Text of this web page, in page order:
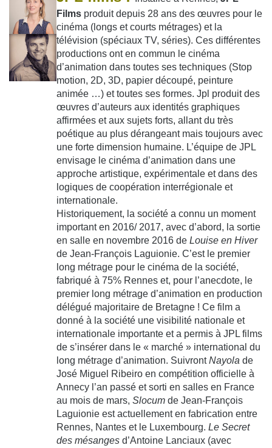
Films produit depuis 28 ans des œuvres pour le
cinéma (longs et courts métrages) et la
télévision (spéciaux TV, séries). Ces différentes
productions ont en commun le cinéma
d’animation dans toutes ses techniques (Stop
motion, 2D, 3D, papier découpé, peinture
animée …) et toutes ses formes. Jpl produit des
œuvres d’auteurs aux identités graphiques
affirmées et aux sujets forts, allant du très
poétique au plus dérangeant mais toujours avec
une forte dimension humaine. L’équipe de JPL
envisage le cinéma d’animation dans une
approche artistique, expérimentale et dans des
logiques de coopération interrégionale et
internationale.
Historiquement, la société a connu un moment
important en 2016/ 2017, avec d’abord, la sortie
en salle en novembre 2016 de Louise en Hiver
de Jean-François Laguionie. C’est le premier
long métrage pour le cinéma de la société,
fabriqué à 75% Rennes et, pour l’anecdote, le
premier long métrage d’animation en production
délégué majoritaire de Bretagne ! Ce film a
donné à la société une visibilité nationale et
internationale importante et a permis à JPL films
de s’insérer dans le « marché » international du
long métrage d’animation. SuivrontNayola de
José Miguel Ribeiro en compétition officielle à
Annecy l’an passé et sorti en salles en France
au mois de mars, Slocum de Jean-François
Laguionie est actuellement en fabrication entre
Rennes, Nantes et le Luxembourg. Le Secret
des mésanges d’Antoine Lanciaux (avec